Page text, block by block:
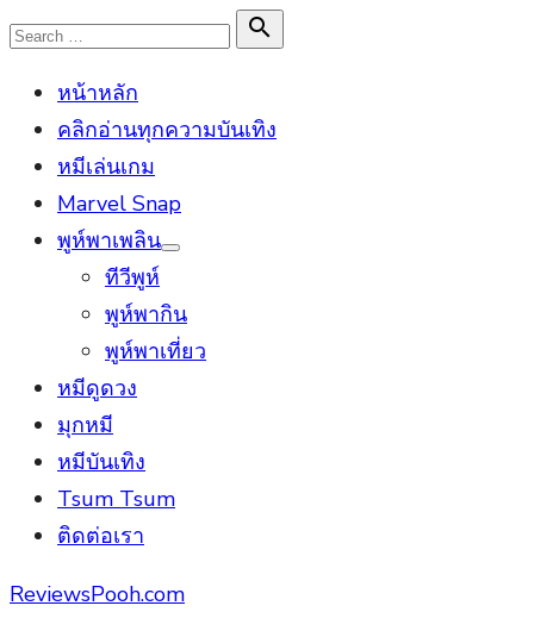
Skip
content
Search

Search
หน้าหลัก
คลิกอ่านทุกความบันเทิง
หมีเล่นเกม
Marvel Snap
พูห์พาเพลิน
Show
ทีวีพูห์
พูห์พากิน
พูห์พาเที่ยว
หมีดูดวง
มุกหมี
หมีบันเทิง
Tsum Tsum
ติดต่อเรา
ReviewsPooh.com